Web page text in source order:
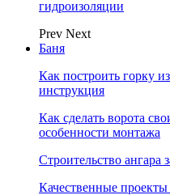
гидроизоляции
Prev Next
Баня
Как построить горку
инструкция
Как сделать ворота
особенности монтажа
Строительство ангара
Качественные проекты